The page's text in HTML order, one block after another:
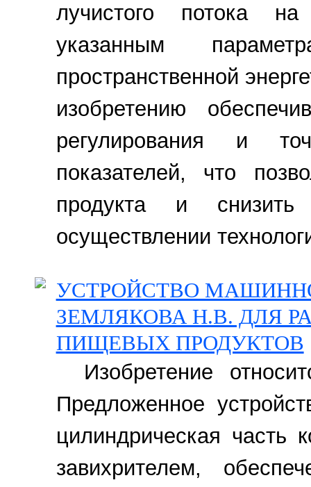
лучистого потока
указанным
пространственной
изобретению
регулирования и
показателей, что
продукта и снизить
осуществлении
УСТРОЙСТВО
ЗЕМЛЯКОВА Н.В. ДЛЯ
ПИЩЕВЫХ ПРОДУКТОВ
Изобретение
Предложенное
цилиндрическая часть
завихрителем,